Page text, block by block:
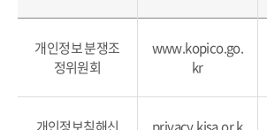
개인정보 분쟁조
정위원회
www.kopico.go.
kr
개인정보침해신 privacy.kisa.or.k